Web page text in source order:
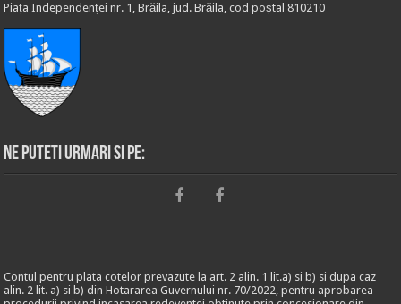
Piața Independenței nr. 1, Brăila, jud. Brăila, cod poștal 810210
Ne puteti urmari si pe:
Contul pentru plata cotelor prevazute la art. 2 alin. 1 lit.a) si b) si dupa caz
alin. 2 lit. a) si b) din Hotararea Guvernului nr. 70/2022, pentru aprobarea